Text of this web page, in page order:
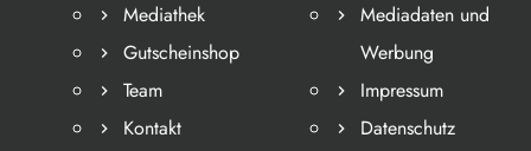
Mediathek
Gutscheinshop
Team
Kontakt
Mediadaten und
Werbung
Impressum
Datenschutz